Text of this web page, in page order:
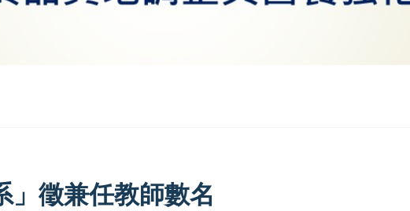
」徵兼任教師數名